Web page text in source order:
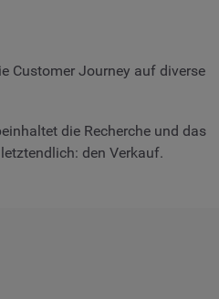
Customer Journey auf diverse
die Recherche und das
den Verkauf.